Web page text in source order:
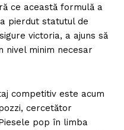
ce această formulă a
pierdut statutul de
victoria, a ajuns să
nivel minim necesar
competitiv este acum
cercetător
pop în limba